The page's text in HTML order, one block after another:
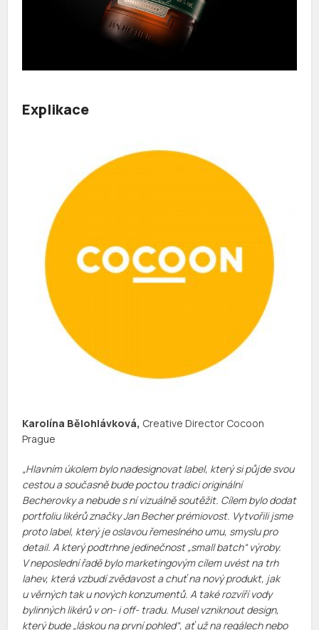
Explikace
Karolína Bělohlávková, Creative Director Cocoon
Prague
„Hlavním úkolem bylo nadesignovat label, který si půjde svou
cestou a současně bude poctou tradici originální
Becherovky a nebude s ní vizuálně soutěžit. Cílem bylo dodat
portfoliu likérů značky Jan Becher prémiovost. Vytvořili jsme
proto label, který je oslavou řemeslného umu, smyslu pro
detail. A který podtrhne jedinečnost „small batch“ výroby.
V neposlední řadě bylo marketingovým cílem uvést na trh
lahev, která vzbudí zvědavost a chuť na nový produkt, jak
u věrných tak u nových konzumentů. A také rozvíří vody
bylinných likérů v on- i off- tradu. Musel vzniknout design,
který bude „láskou na první pohled“, ať už na regálech nebo